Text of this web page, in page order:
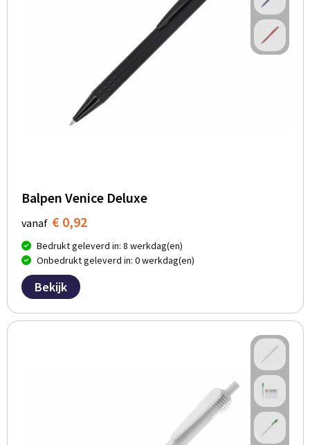
Balpen Venice Deluxe
vanaf € 0,92
Bedrukt geleverd in: 8 werkdag(en)
Onbedrukt geleverd in: 0 werkdag(en)
Bekijk